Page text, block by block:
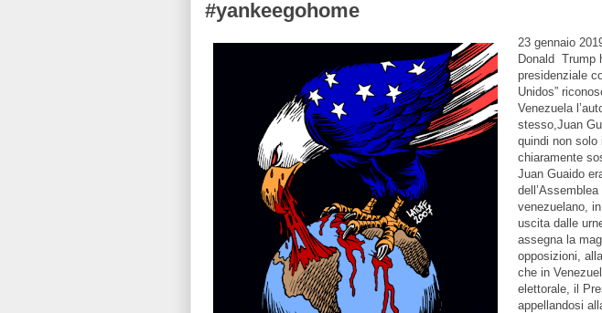
#yankeegohome
23 gennaio
Donald Trump
presidenziale
Unidos”
Venezuela
stesso,Juan
quindi non solo
chiaramente
Juan Guaido
venezuelano,
uscita dalle
assegna la
opposizioni,
che in
elettorale, il
appellandosi